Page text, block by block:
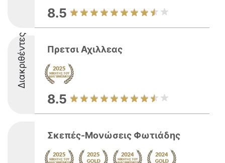
8.5
Διακριθέντες Πρετσι Αχιλλεας
8.5
Σκεπές-Μονώσεις Φωτιάδης